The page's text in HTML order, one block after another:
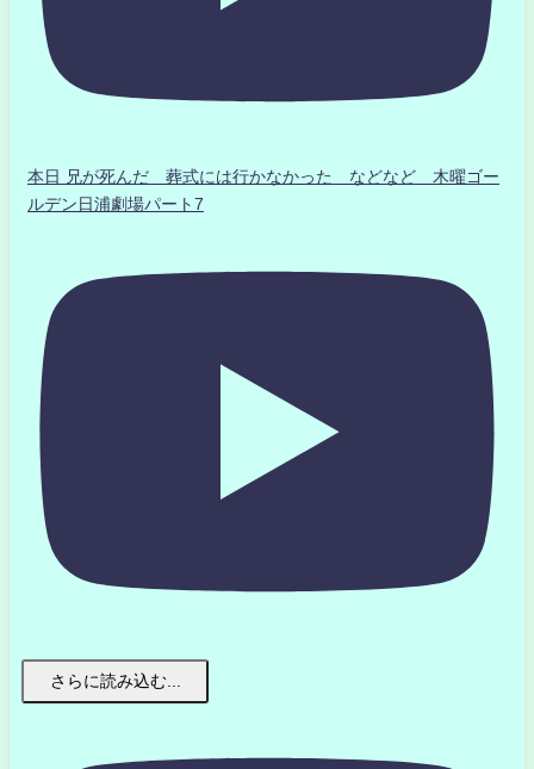
本日 兄が死んだ 葬式には行かなかった などなど 木曜ゴー
ルデン日浦劇場パート7
さらに読み込む...